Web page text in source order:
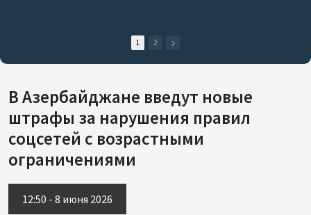
1 2
В Азербайджане введут новые
штрафы за нарушения правил
соцсетей с возрастными
ограничениями
12:50 - 8 июня 2026